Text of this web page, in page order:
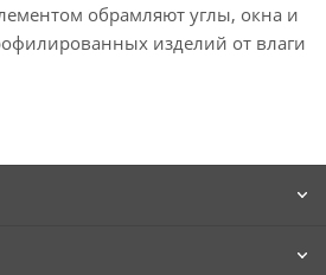
обрамляют углы, окна и
изделий от влаги